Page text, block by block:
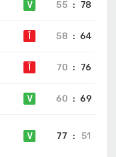
V 55 : 78
58 : 64
70 : 76
V 60 : 69
V 77 : 51